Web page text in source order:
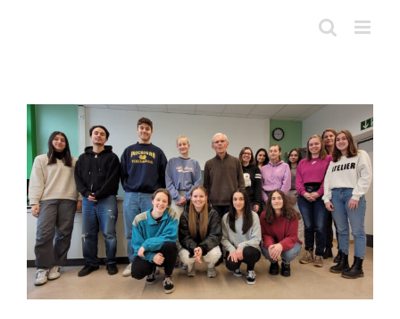
View
Larger
Image